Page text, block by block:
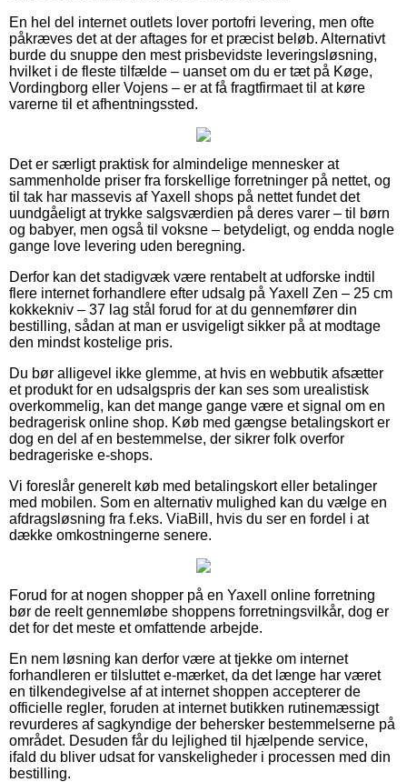
En hel del internet outlets lover portofri levering, men ofte
påkræves det at der aftages for et præcist beløb. Alternativt
burde du snuppe den mest prisbevidste leveringsløsning,
hvilket i de fleste tilfælde – uanset om du er tæt på Køge,
Vordingborg eller Vojens – er at få fragtfirmaet til at køre
varerne til et afhentningssted.
Det er særligt praktisk for almindelige mennesker at
sammenholde priser fra forskellige forretninger på nettet, og
til tak har massevis af Yaxell shops på nettet fundet det
uundgåeligt at trykke salgsværdien på deres varer – til børn
og babyer, men også til voksne – betydeligt, og endda nogle
gange love levering uden beregning.
Derfor kan det stadigvæk være rentabelt at udforske indtil
flere internet forhandlere efter udsalg på Yaxell Zen – 25 cm
kokkekniv – 37 lag stål forud for at du gennemfører din
bestilling, sådan at man er usvigeligt sikker på at modtage
den mindst kostelige pris.
Du bør alligevel ikke glemme, at hvis en webbutik afsætter
et produkt for en udsalgspris der kan ses som urealistisk
overkommelig, kan det mange gange være et signal om en
bedragerisk online shop. Køb med gængse betalingskort er
dog en del af en bestemmelse, der sikrer folk overfor
bedrageriske e-shops.
Vi foreslår generelt køb med betalingskort eller betalinger
med mobilen. Som en alternativ mulighed kan du vælge en
afdragsløsning fra f.eks. ViaBill, hvis du ser en fordel i at
dække omkostningerne senere.
Forud for at nogen shopper på en Yaxell online forretning
bør de reelt gennemløbe shoppens forretningsvilkår, dog er
det for det meste et omfattende arbejde.
En nem løsning kan derfor være at tjekke om internet
forhandleren er tilsluttet e-mærket, da det længe har været
en tilkendegivelse af at internet shoppen accepterer de
officielle regler, foruden at internet butikken rutinemæssigt
revurderes af sagkyndige der behersker bestemmelserne på
området. Desuden får du lejlighed til hjælpende service,
ifald du bliver udsat for vanskeligheder i processen med din
bestilling.